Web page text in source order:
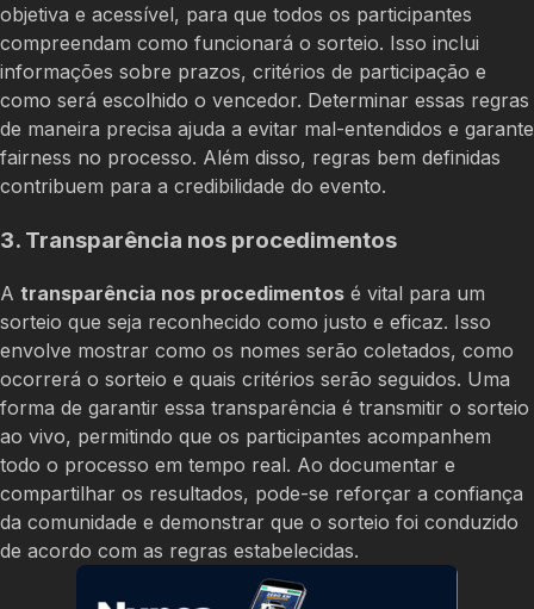
objetiva e acessível, para que todos os participantes
compreendam como funcionará o sorteio. Isso inclui
informações sobre prazos, critérios de participação e
como será escolhido o vencedor. Determinar essas regras
de maneira precisa ajuda a evitar mal-entendidos e garante
fairness no processo. Além disso, regras bem definidas
contribuem para a credibilidade do evento.
3. Transparência nos procedimentos
A transparência nos procedimentos é vital para um
sorteio que seja reconhecido como justo e eficaz. Isso
envolve mostrar como os nomes serão coletados, como
ocorrerá o sorteio e quais critérios serão seguidos. Uma
forma de garantir essa transparência é transmitir o sorteio
ao vivo, permitindo que os participantes acompanhem
todo o processo em tempo real. Ao documentar e
compartilhar os resultados, pode-se reforçar a confiança
da comunidade e demonstrar que o sorteio foi conduzido
de acordo com as regras estabelecidas.